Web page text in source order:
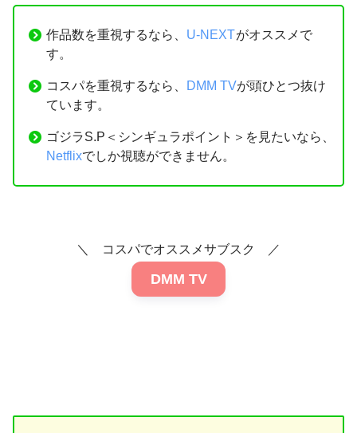
作品数を重視するなら、 U-NEXTがオススメで
す。
コスパを重視するなら、 DMM TVが頭ひとつ抜け
ています。
ゴジラS.P＜シンギュラポイント＞を見たいなら、
Netflixでしか視聴ができません。
＼ コスパでオススメサブスク ／
DMM TV